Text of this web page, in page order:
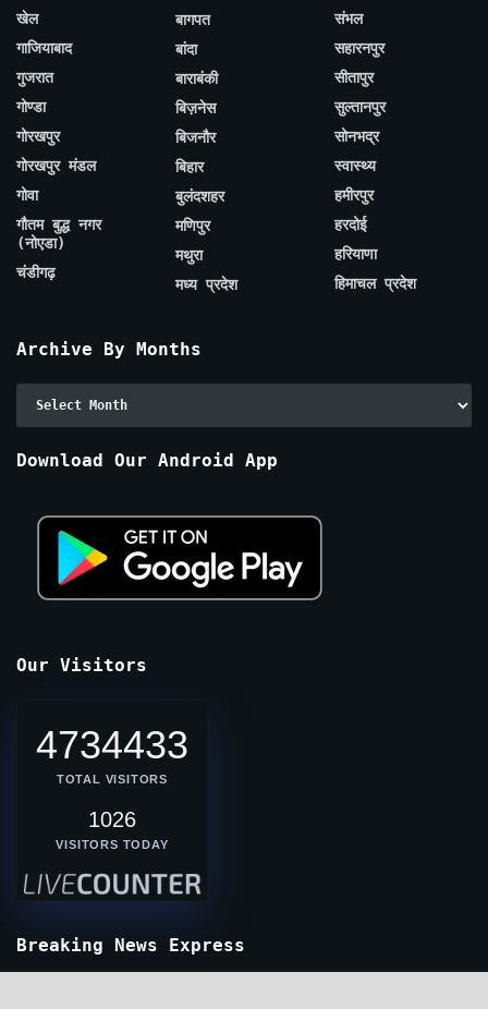
खेल
गाजियाबाद
गुजरात
गोण्डा
गोरखपुर
गोरखपुर मंडल
गोवा
गौतम बुद्ध नगर
(नोएडा)
चंडीगढ़
बागपत
बांदा
बाराबंकी
बिज़नेस
बिजनौर
बिहार
बुलंदशहर
मणिपुर
मथुरा
मध्य प्रदेश
संभल
सहारनपुर
सीतापुर
सुल्तानपुर
सोनभद्र
स्वास्थ्य
हमीरपुर
हरदोई
हरियाणा
हिमाचल प्रदेश
Archive By Months
Download Our Android App
Our Visitors
4734433
TOTAL VISITORS
1026
VISITORS TODAY
Breaking News Express